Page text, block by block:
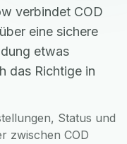
verbindet COD
eine sichere
etwas
das Richtige in
Status und
zwischen COD